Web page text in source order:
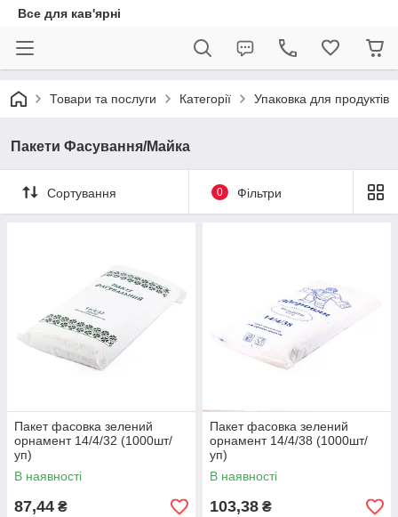
Все для кав'ярні
Товари та послуги Категорії Упаковка для продуктів
Пакети Фасування/Майка
Сортування 0 Фільтри
Пакет фасовка зелений
орнамент 14/4/32 (1000шт/
уп)
В наявності
87,44 ₴
Пакет фасовка зелений
орнамент 14/4/38 (1000шт/
уп)
В наявності
103,38 ₴